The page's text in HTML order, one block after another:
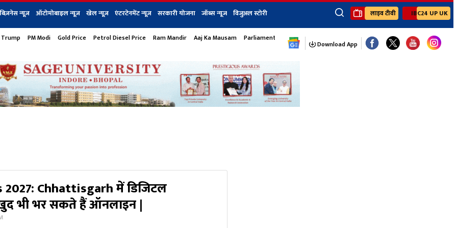
बिज़नेस न्यूज़ ऑटोमोबाइल न्यूज़ खेल न्यूज़ एंटरटेनमेंट न्यूज़ सरकारी योजना जॉब्स न्यूज विजुअल स्टोरी
×
बिज़नेस टेक न्यूज धर्म ऑटोमोबाइल एंटरटेनमेंट खेल जॉब्स न्यूज Youtube Channels
लाइव टीवी IBC24 UP UK
PM Modi Gold Price Petrol Diesel Price Ram Mandir Aaj Ka Mausam Parliament Monsoon Session
Download App
2027: Chhattisgarh में डिजिटल
भी भर सकते हैं ऑनलाइन |